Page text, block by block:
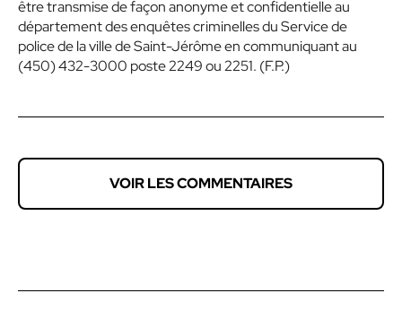
être transmise de façon anonyme et confidentielle au
département des enquêtes criminelles du Service de
police de la ville de Saint-Jérôme en communiquant au
(450) 432-3000 poste 2249 ou 2251. (F.P.)
VOIR LES COMMENTAIRES